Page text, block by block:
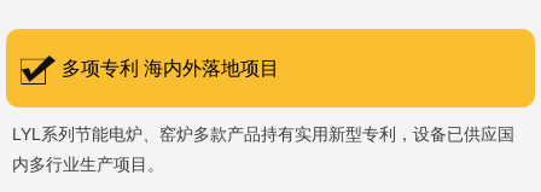
多项专利 海内外落地项目
LYL系列节能电炉、窑炉多款产品持有实用新型专利，设备已供应国
内多行业生产项目。